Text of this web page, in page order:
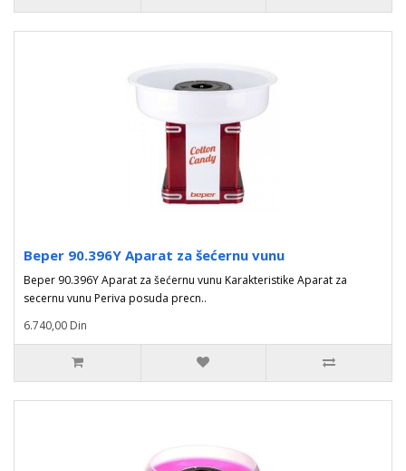
Beper 90.396Y Aparat za šećernu vunu
Beper 90.396Y Aparat za šećernu vunu Karakteristike Aparat za
secernu vunu Periva posuda precn..
6.740,00 Din